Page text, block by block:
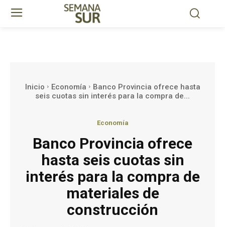
Inicio Economía
Banco Provincia ofrece hasta
seis cuotas sin interés para la compra de...
Economía
Banco Provincia ofrece
hasta seis cuotas sin
interés para la compra de
materiales de
construcción